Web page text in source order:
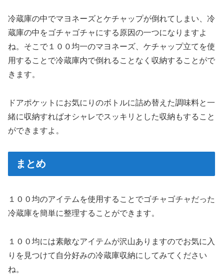
冷蔵庫の中でマヨネーズとケチャップが倒れてしまい、冷
蔵庫の中をゴチャゴチャにする原因の一つになりますよ
ね。そこで１００均一のマヨネーズ、ケチャップ立てを使
用することで冷蔵庫内で倒れることなく収納することがで
きます。
ドアポケットにお気にりのボトルに詰め替えた調味料と一
緒に収納すればオシャレでスッキリとした収納もすること
ができますよ。
まとめ
１００均のアイテムを使用することでゴチャゴチャだった
冷蔵庫を簡単に整理することができます。
１００均には素敵なアイテムが沢山ありますのでお気に入
りを見つけて自分好みの冷蔵庫収納にしてみてください
ね。